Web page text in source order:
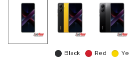
Black Red